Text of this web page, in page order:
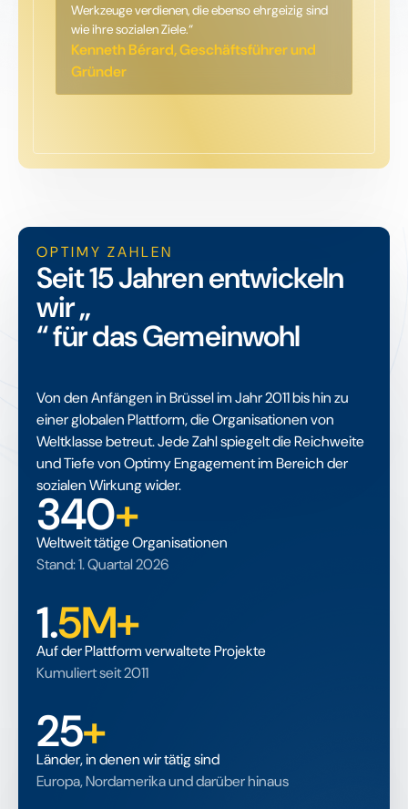
Werkzeuge verdienen, die ebenso ehrgeizig sind
wie ihre sozialen Ziele.“
Kenneth Bérard, Geschäftsführer und
Gründer
OPTIMY ZAHLEN
Seit 15 Jahren entwickeln
wir „
“ für das Gemeinwohl
Von den Anfängen in Brüssel im Jahr 2011 bis hin zu
einer globalen Plattform, die Organisationen von
Weltklasse betreut. Jede Zahl spiegelt die Reichweite
und Tiefe von Optimy Engagement im Bereich der
sozialen Wirkung wider.
340+
Weltweit tätige Organisationen
Stand: 1. Quartal 2026
1.5M+
Auf der Plattform verwaltete Projekte
Kumuliert seit 2011
25+
Länder, in denen wir tätig sind
Europa, Nordamerika und darüber hinaus